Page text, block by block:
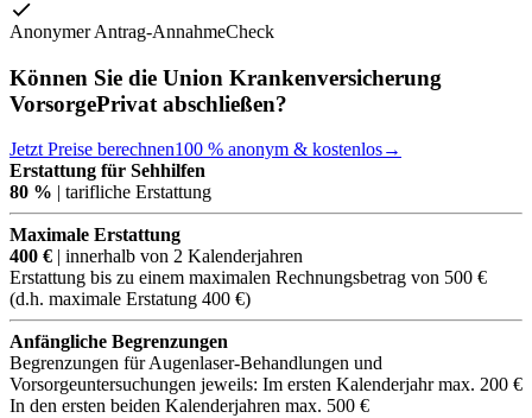
Anonymer Antrag-AnnahmeCheck
Können Sie die Union Krankenversicherung
VorsorgePrivat abschließen?
Jetzt Preise berechnen100 % anonym & kostenlos→
Erstattung für Sehhilfen
80 % | tarifliche Erstattung
Maximale Erstattung
400 € | innerhalb von 2 Kalenderjahren
Erstattung bis zu einem maximalen Rechnungsbetrag von 500 €
(d.h. maximale Erstatung 400 €)
Anfängliche Begrenzungen
Begrenzungen für Augenlaser-Behandlungen und
Vorsorgeuntersuchungen jeweils: Im ersten Kalenderjahr max. 200 €
In den ersten beiden Kalenderjahren max. 500 €